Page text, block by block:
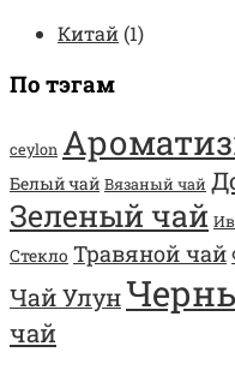
Китай (1)
По тэгам
ceylon
Белый чай Вязаный чай
Зеленый чай
Стекло Травяной чай
Чай Улун
чай